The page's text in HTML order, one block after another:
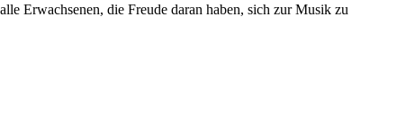
Erwachsenen, die Freude daran haben, sich zur Musik zu